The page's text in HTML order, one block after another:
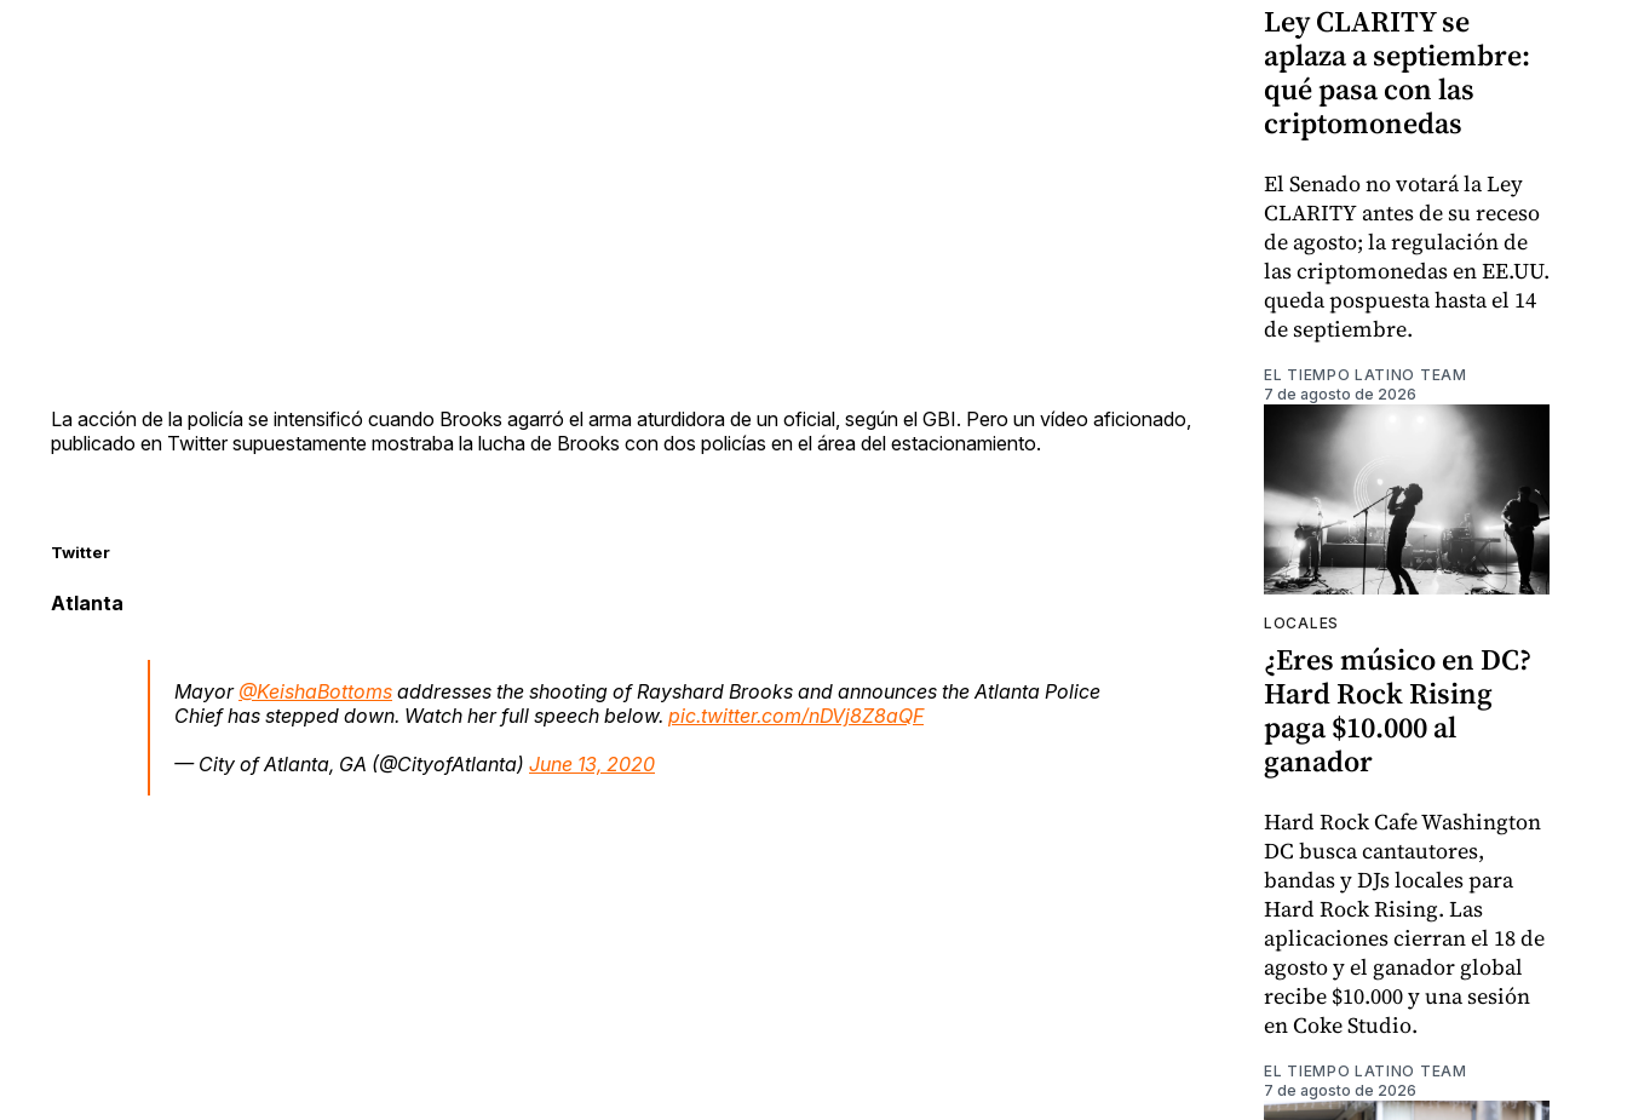
La acción de la policía se intensificó cuando Brooks agarró el arma aturdidora de un oficial, según el GBI. Pero un vídeo aficionado,
publicado en Twitter supuestamente mostraba la lucha de Brooks con dos policías en el área del estacionamiento.
Twitter
Atlanta
Mayor @KeishaBottoms addresses the shooting of Rayshard Brooks and announces the Atlanta Police
Chief has stepped down. Watch her full speech below. pic.twitter.com/nDVj8Z8aQF
— City of Atlanta, GA (@CityofAtlanta) June 13, 2020
Ley CLARITY se
aplaza a septiembre:
qué pasa con las
criptomonedas
El Senado no votará la Ley
CLARITY antes de su receso
de agosto; la regulación de
las criptomonedas en EE.UU.
queda pospuesta hasta el 14
de septiembre.
EL TIEMPO LATINO TEAM
7 de agosto de 2026
LOCALES
¿Eres músico en DC?
Hard Rock Rising
paga $10.000 al
ganador
Hard Rock Cafe Washington
DC busca cantautores,
bandas y DJs locales para
Hard Rock Rising. Las
aplicaciones cierran el 18 de
agosto y el ganador global
recibe $10.000 y una sesión
en Coke Studio.
EL TIEMPO LATINO TEAM
7 de agosto de 2026